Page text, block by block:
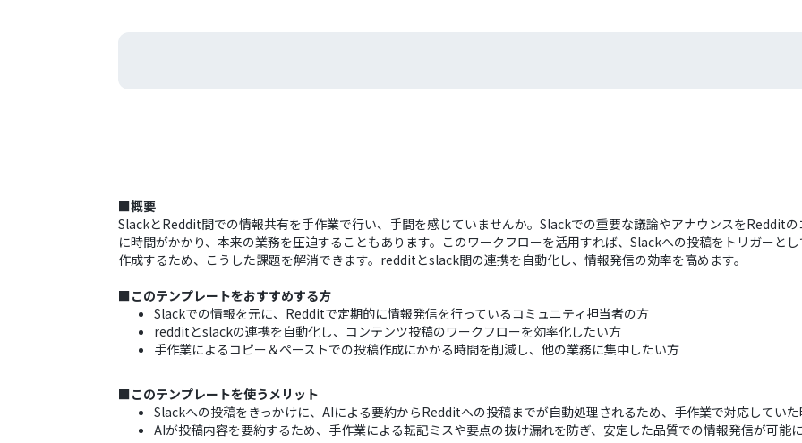
■概要
SlackとReddit間での情報共有を手作業で行い、手間を感じていませんか。Slackでの重要な議論やアナウンスをReddit
に時間がかかり、本来の業務を圧迫することもあります。このワークフローを活用すれば、Slackへの投稿をトリガーと
作成するため、こうした課題を解消できます。redditとslack間の連携を自動化し、情報発信の効率を高めます。
■このテンプレートをおすすめする方
Slackでの情報を元に、Redditで定期的に情報発信を行っているコミュニティ担当者の方
redditとslackの連携を自動化し、コンテンツ投稿のワークフローを効率化したい方
手作業によるコピー＆ペーストでの投稿作成にかかる時間を削減し、他の業務に集中したい方
■このテンプレートを使うメリット
Slackへの投稿をきっかけに、AIによる要約からRedditへの投稿までが自動処理されるため、手作業で対応してい
AIが投稿内容を要約するため、手作業による転記ミスや要点の抜け漏れを防ぎ、安定した品質での情報発信が可能